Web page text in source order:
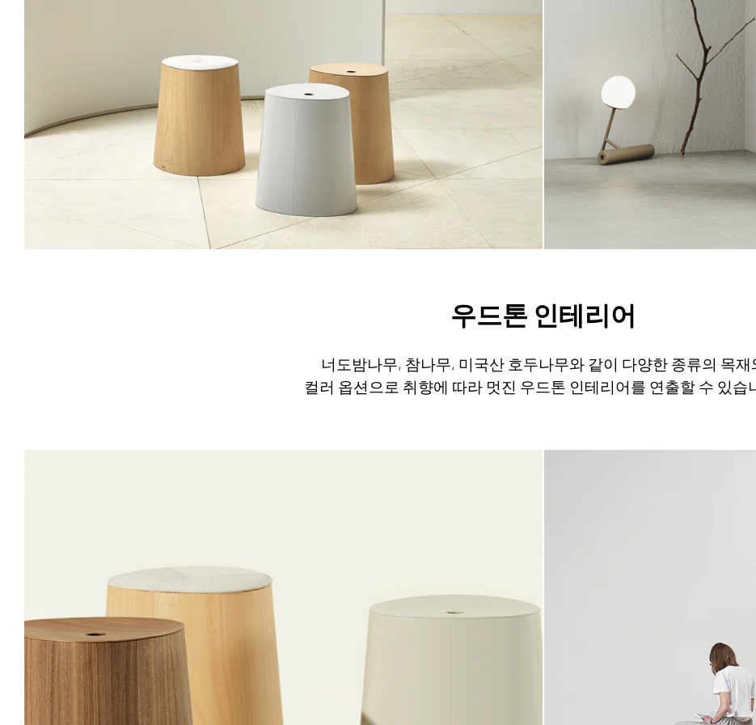
우드톤 인테리어
너도밤나무, 참나무, 미국산 호두나무와 같이 다양한 종류의 목재
컬러 옵션으로 취향에 따라 멋진 우드톤 인테리어를 연출할 수 있습